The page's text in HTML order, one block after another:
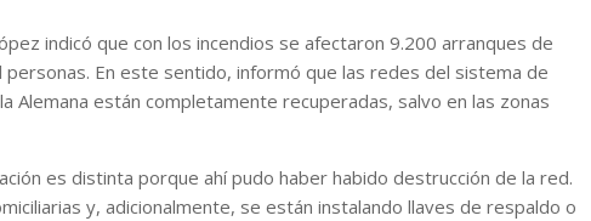
indicó que con los incendios se afectaron 9.200 arranques de
En este sentido, informó que las redes del sistema de
Alemana están completamente recuperadas, salvo en las zonas
es distinta porque ahí pudo haber habido destrucción de la red.
y, adicionalmente, se están instalando llaves de respaldo o